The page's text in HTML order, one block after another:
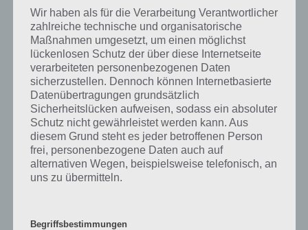
10. Entnimmt den Pfeil und plaziere diesen in der Armbrust. Ziehe
den Bogen nun an und blicke durch das Visier. Halte das Visier
Richtung schwarzen Loch in der Wand und schieße den Pfeil ab. Hat
dieser getroffen, so dreht sich ein Teil der Wand auf der anderen
Seite.
Wir haben als für die Verarbeitung Verantwortlicher
zahlreiche technische und organisatorische
Maßnahmen umgesetzt, um einen möglichst
lückenlosen Schutz der über diese Internetseite
verarbeiteten personenbezogenen Daten
sicherzustellen. Dennoch können Internetbasierte
Datenübertragungen grundsätzlich
Sicherheitslücken aufweisen, sodass ein absoluter
Schutz nicht gewährleistet werden kann. Aus
diesem Grund steht es jeder betroffenen Person
frei, personenbezogene Daten auch auf
alternativen Wegen, beispielsweise telefonisch, an
uns zu übermitteln.
Begriffsbestimmungen